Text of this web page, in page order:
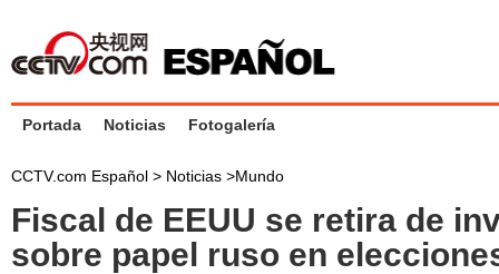
Portada Noticias Fotogalería
CCTV.com Español > Noticias >Mundo
Fiscal de EEUU se retira de
sobre papel ruso en